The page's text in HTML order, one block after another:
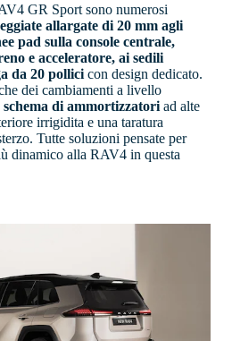
GR Sport sono numerosi
allargate di 20 mm agli
pad sulla console centrale,
e acceleratore, ai sedili
da 20 pollici con design dedicato.
dei cambiamenti a livello
schema di ammortizzatori ad alte
irrigidita e una taratura
Tutte soluzioni pensate per
dinamico alla RAV4 in questa